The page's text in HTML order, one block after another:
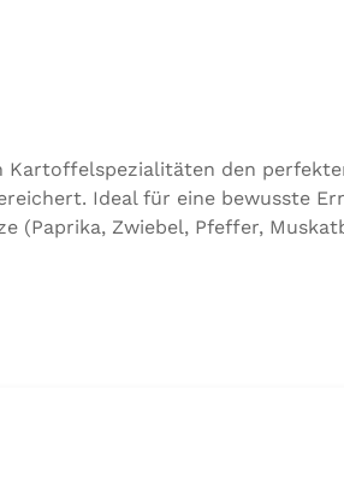
Kartoffelspezialitäten den
Ideal für eine bewusste
(Paprika, Zwiebel, Pfeffer,